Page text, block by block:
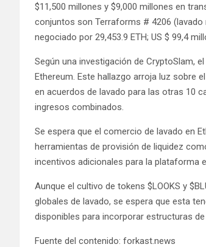
$11,500 millones y $9,000 millones en
conjuntos son Terraforms # 4206 (lavado
negociado por 29,453.9 ETH; US $ 99,4
Según una investigación de CryptoSlam,
Ethereum. Este hallazgo arroja luz sobre
en acuerdos de lavado para las otras 10
ingresos combinados.
Se espera que el comercio de lavado en
herramientas de provisión de liquidez
incentivos adicionales para la plataforma
Aunque el cultivo de tokens $LOOKS y
globales de lavado, se espera que esta
disponibles para incorporar estructuras
Fuente del contenido: forkast.news